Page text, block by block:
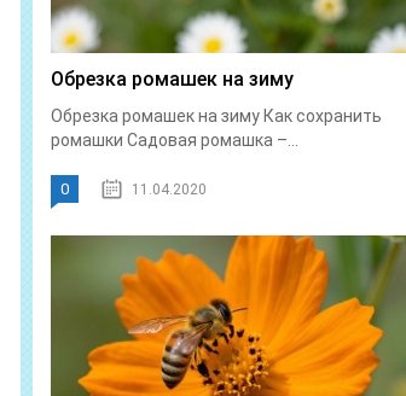
Обрезка ромашек на зиму
Обрезка ромашек на зиму Как сохранить
ромашки Садовая ромашка –...
0 11.04.2020